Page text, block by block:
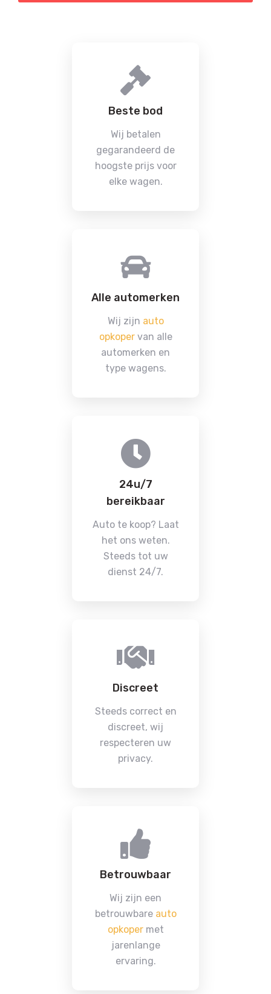
Beste bod
Wij betalen
gegarandeerd de
hoogste prijs voor
elke wagen.
Alle automerken
Wij zijn auto
opkopervan alle
automerken en
type wagens.
24u/7
bereikbaar
Auto te koop? Laat
het ons weten.
Steeds tot uw
dienst 24/7.
Discreet
Steeds correct en
discreet, wij
respecteren uw
privacy.
Betrouwbaar
Wij zijn een
betrouwbare auto
opkopermet
jarenlange
ervaring.